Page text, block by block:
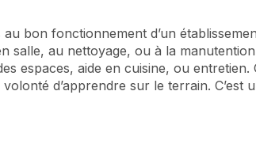
bon fonctionnement d’un
salle, au nettoyage, ou à la
espaces, aide en cuisine, ou entretien.
d’apprendre sur le terrain.